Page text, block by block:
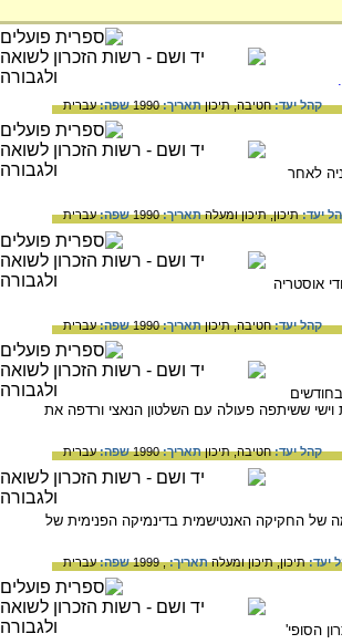
קהל יעד:חטיבה,תיכוןתאריך:1990 שפה:עברית
לאחר
יעד:תיכון,תיכון ומעלהתאריך:1990 שפה:עברית
ע"י גרמניה, יהדות אוסטריה והגירת היהודים, הפרעות והגירושים. יותר מ- 65,000 מיהודי אוסטריה
קהל יעד:חטיבה,תיכוןתאריך:1990 שפה:עברית
וישי ששיתפה פעולה עם השלטון הנאצי ורדפה את
קהל יעד:חטיבה,תיכוןתאריך:1990 שפה:עברית
של החקיקה האנטישמית בדינמיקה הפנימית של
יעד:תיכון,תיכון ומעלהתאריך:, 1999 שפה:עברית
הסופי'